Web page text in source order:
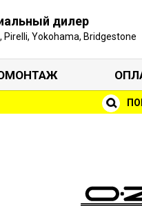
дилер
Pirelli, Yokohama, Bridgestone